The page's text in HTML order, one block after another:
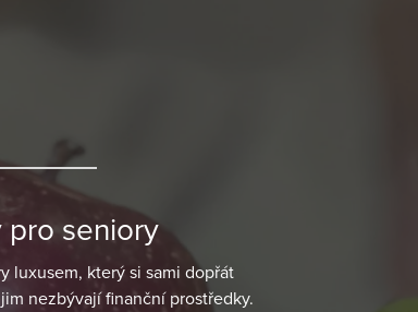
pro seniory
luxusem, který si sami dopřát
nezbývají finanční prostředky.